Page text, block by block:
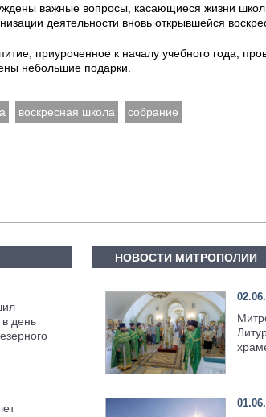
важные вопросы, касающиеся жизни
деятельности вновь открывшейся
приуроченное к началу учебного года,
небольшие подарки.
воскресная школа собрание
день
НОВОСТИ МИТРОПОЛИИ